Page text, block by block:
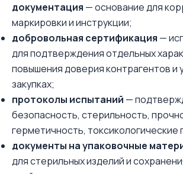
документация — основание для
маркировки и инструкции;
добровольная сертификация —
для подтверждения отдельных
повышения доверия контрагентов и
закупках;
протоколы испытаний —
безопасность, стерильность,
герметичность, токсикологические
документы на упаковочные
для стерильных изделий и